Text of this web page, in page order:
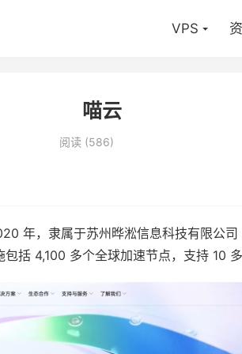
VPS
喵云
阅读 (586)
年，隶属于苏州晔淞信息科技有限公
括 4,100 多个全球加速节点，支持 10